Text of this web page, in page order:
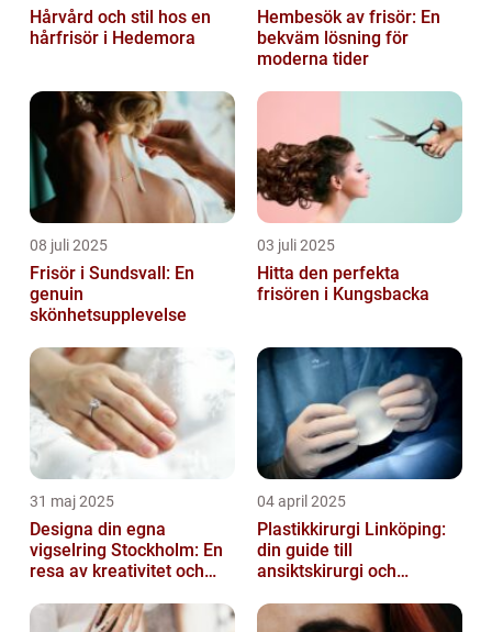
Hårvård och stil hos en
hårfrisör i Hedemora
Hembesök av frisör: En
bekväm lösning för
moderna tider
08 juli 2025
Frisör i Sundsvall: En
genuin
skönhetsupplevelse
03 juli 2025
Hitta den perfekta
frisören i Kungsbacka
31 maj 2025
Designa din egna
vigselring Stockholm: En
resa av kreativitet och
04 april 2025
Plastikkirurgi Linköping:
din guide till
ansiktskirurgi och